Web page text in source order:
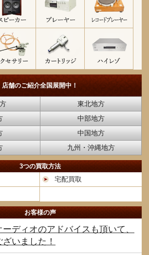
店舗のご紹介全国展開中！
東北地方
中部地方
中国地方
九州・沖縄地方
3つの買取方法
宅配買取
お客様の声
ディオのアドバイスも頂いて、
いました！